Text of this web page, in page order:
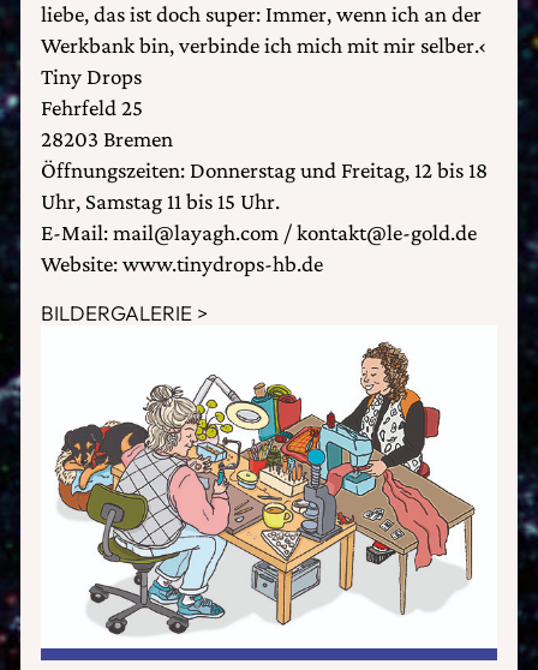
liebe, das ist doch super: Immer, wenn ich an der
Werkbank bin, verbinde ich mich mit mir selber.‹
Tiny Drops
Fehrfeld 25
28203 Bremen
Öffnungszeiten: Donnerstag und Freitag, 12 bis 18
Uhr, Samstag 11 bis 15 Uhr.
E-Mail: mail@layagh.com / kontakt@le-gold.de
Website: www.tinydrops-hb.de
BILDERGALERIE